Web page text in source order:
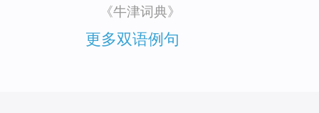
《牛津词典》
更多双语例句